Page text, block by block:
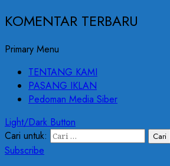
KOMENTAR TERBARU
Primary Menu
TENTANG KAMI
PASANG IKLAN
Pedoman Media Siber
Light/Dark Button
Cari untuk:
Subscribe